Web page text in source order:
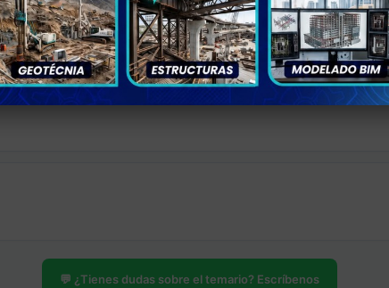
tensión en CA (Monofásica y Trifásica).
de tensión según el CNE (2.5% y 5%).
💬 ¿Tienes dudas sobre el temario? Escríbenos